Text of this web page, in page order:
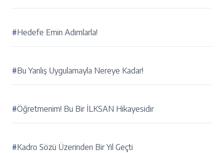
#Hedefe Emin Adımlarla!
#Bu Yanlış Uygulamayla Nereye Kadar!
#Öğretmenim! Bu Bir İLKSAN Hikayesidir
#Kadro Sözü Üzerinden Bir Yıl Geçti